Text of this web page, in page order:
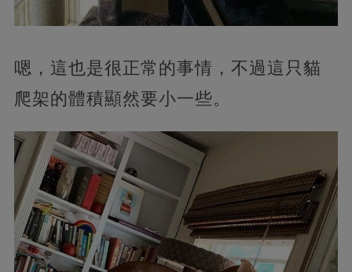
嗯，這也是很正常的事情，不過這只貓
爬架的體積顯然要小一些。